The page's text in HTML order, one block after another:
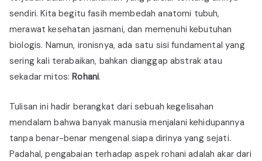
sendiri. Kita begitu fasih membedah anatomi tubuh,
merawat kesehatan jasmani, dan memenuhi kebutuhan
biologis. Namun, ironisnya, ada satu sisi fundamental yang
sering kali terabaikan, bahkan dianggap abstrak atau
sekadar mitos:Rohani.
Tulisan ini hadir berangkat dari sebuah kegelisahan
mendalam bahwa banyak manusia menjalani kehidupannya
tanpa benar-benar mengenal siapa dirinya yang sejati.
Padahal, pengabaian terhadap aspek rohani adalah akar dari